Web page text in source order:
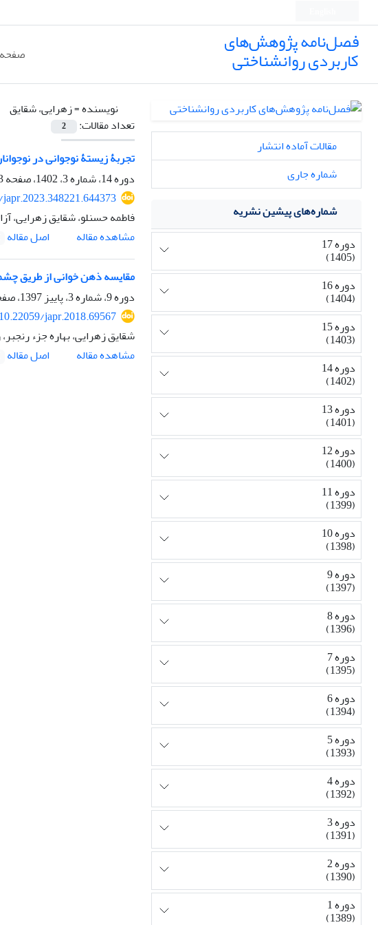
فصل‌نامه پژوهش‌های
کاربردی روانشناختی
نویسنده =زهرایی، شقایق
تعداد مقالات:
2
تجربۀ زیستۀ نوجوانی در
دوره 14، شماره 3، 1402، صفحه
فاطمه حسنلو، شقایق زهرایی،
مشاهده مقاله
اصل مقاله
مقایسه ذهن خوانی از طریق
دوره 9، شماره 3، پاییز 1397، صفحه
10.22059/japr.2018.69567
شقایق زهرایی، بهاره جزء
مشاهده مقاله
اصل مقاله
مقالات آماده انتشار
شماره جاری
شماره‌های پیشین نشریه
دوره 17
(1405)
دوره 16
(1404)
دوره 15
(1403)
دوره 14
(1402)
دوره 13
(1401)
دوره 12
(1400)
دوره 11
(1399)
دوره 10
(1398)
دوره 9
(1397)
دوره 8
(1396)
دوره 7
(1395)
دوره 6
(1394)
دوره 5
(1393)
دوره 4
(1392)
دوره 3
(1391)
دوره 2
(1390)
دوره 1
(1389)